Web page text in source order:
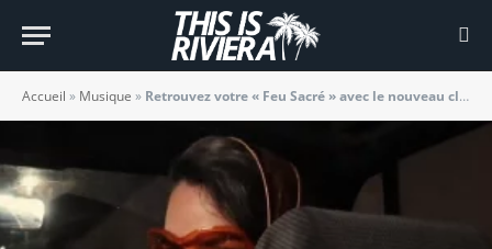
Accueil » Musique » Retrouvez votre « Feu Sacré » avec le nouveau clip de MELBA